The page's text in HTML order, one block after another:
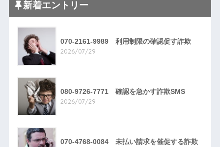
新着エントリー
070-2161-9989 利用制限の確認促す詐欺
2026/07/29
080-9726-7771 確認を急かす詐欺SMS
2026/07/29
070-4768-0084 未払い請求を催促する詐欺